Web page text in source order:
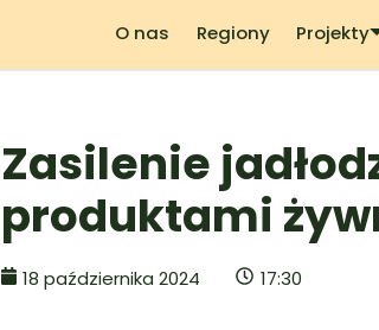
O nas Regiony Projekty
Zasilenie
produktami
18 października 2024 17:30